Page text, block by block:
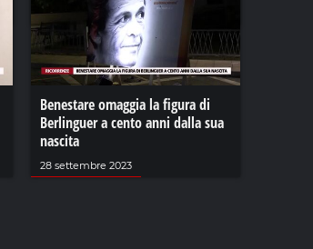
19 dicembre 2023
Benestare omaggia la figura di
Berlinguer a cento anni dalla sua
nascita
28 settembre 2023